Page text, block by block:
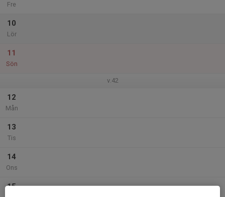
Fre
10
Lör
11
Sön
v.42
12
Mån
13
Tis
14
Ons
15